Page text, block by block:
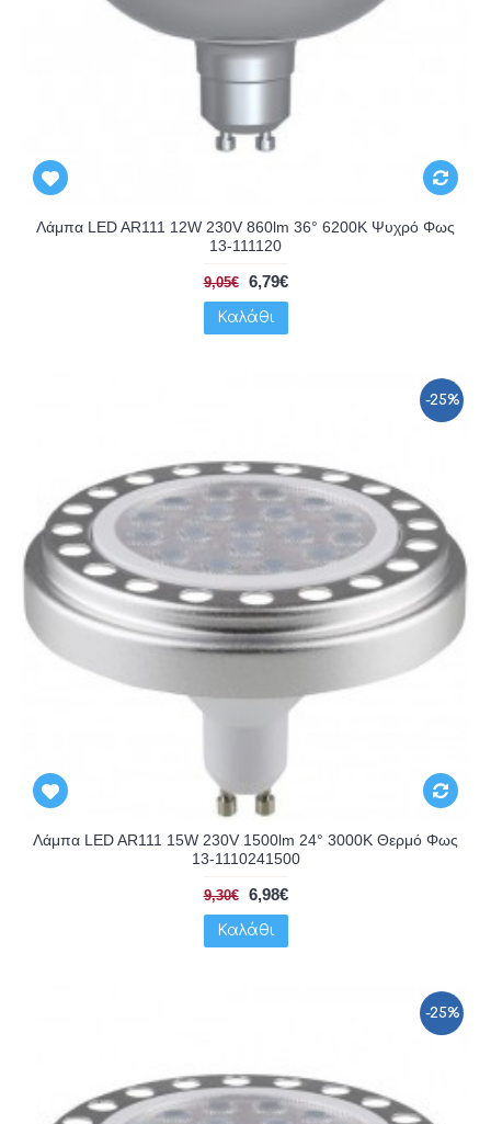
Λάμπα LED AR111 12W 230V 860lm 36° 6200K Ψυχρό Φως
13-111120
9,05€ 6,79€
Καλάθι
-25%
Λάμπα LED AR111 15W 230V 1500lm 24° 3000K Θερμό Φως
13-1110241500
9,30€ 6,98€
Καλάθι
-25%